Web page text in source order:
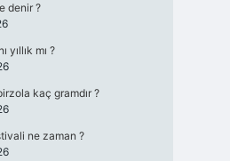
denir ?
yıllık mı ?
kaç gramdır ?
ne zaman ?